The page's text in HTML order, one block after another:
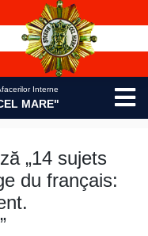
Interne
MARE"
„14 sujets
du français: